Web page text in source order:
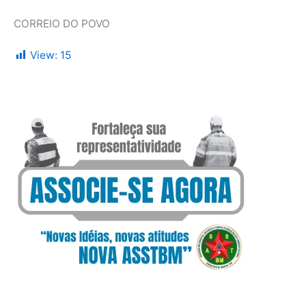
CORREIO DO POVO
View: 15